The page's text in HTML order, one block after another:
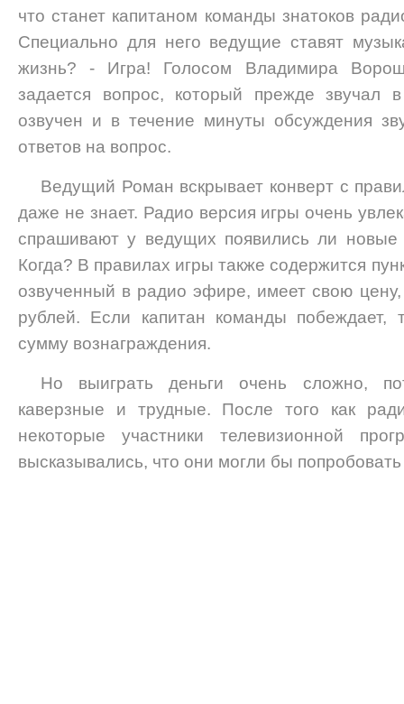
что станет капитаном команды знатоков
Специально для него ведущие ставят
жизнь? - Игра! Голосом Владимира
задается вопрос, который прежде звучал
озвучен и в течение минуты обсуждения
ответов на вопрос.
Ведущий Роман вскрывает конверт с
даже не знает. Радио версия игры очень
спрашивают у ведущих появились ли
Когда? В правилах игры также содержится
озвученный в радио эфире, имеет свою
рублей. Если капитан команды
сумму вознаграждения.
Но выиграть деньги очень сложно,
каверзные и трудные. После того как
некоторые участники телевизионной
высказывались, что они могли бы